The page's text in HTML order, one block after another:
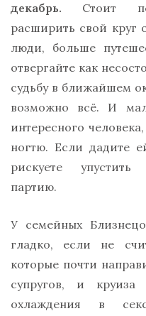
декабрь. Стоит
расширить свой круг
люди, больше
отвергайте как
судьбу в ближайшем
возможно всё. И
интересного
ногтю. Если дадите
рискуете
партию.
У семейных
гладко, если не
которые почти
супругов, и круиза
охлаждения в